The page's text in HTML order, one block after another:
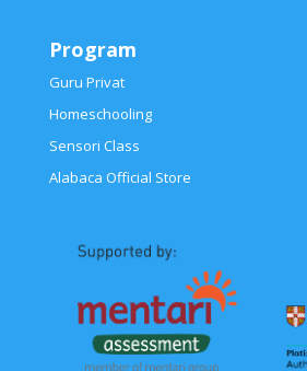
Program
Guru Privat
Homeschooling
Sensori Class
Alabaca Official Store